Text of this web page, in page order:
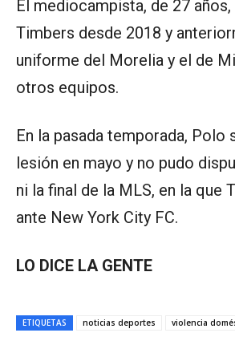
El mediocampista, de 27
Timbers desde 2018 y
uniforme del Morelia y el de
otros equipos.
En la pasada temporada, Polo
lesión en mayo y no pudo
ni la final de la MLS, en la que
ante New York City FC.
LO DICE LA GENTE
ETIQUETAS noticias deportes violencia